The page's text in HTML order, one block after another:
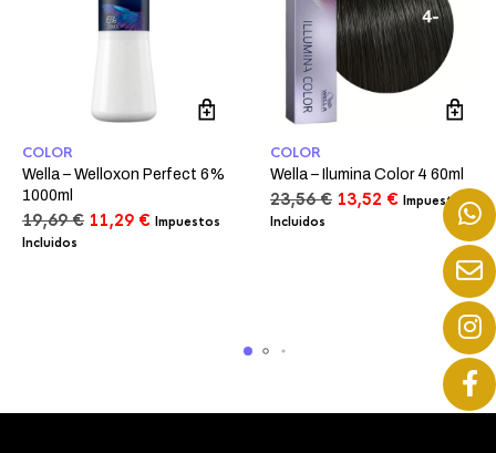
COLOR
Wella – Welloxon Perfect 6%
1000ml
19,69€ El
11,29 €ElImpuestos
Incluidos
COLOR
Wella – Ilumina Color 4 60ml
23,56€ El
13,52 €El
precio
actual
13,52 €.
Impuestos
Incluidos